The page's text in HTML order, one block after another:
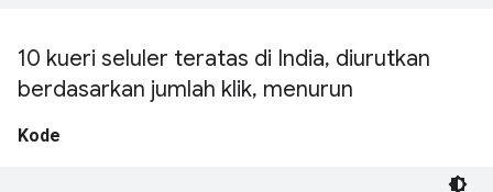
10 kueri seluler teratas di India, diurutkan
berdasarkan jumlah klik, menurun
Kode